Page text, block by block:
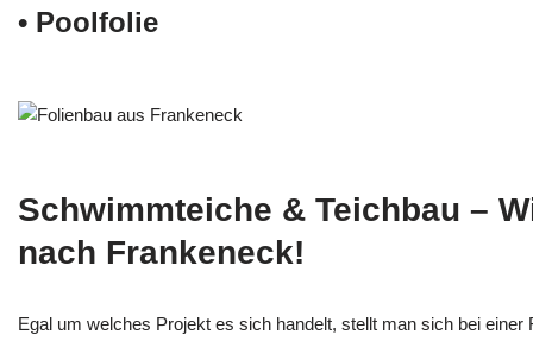
• Poolfolie
Schwimmteiche & Teichbau –
nach Frankeneck!
Egal um welches Projekt es sich handelt, stellt man sich bei einer